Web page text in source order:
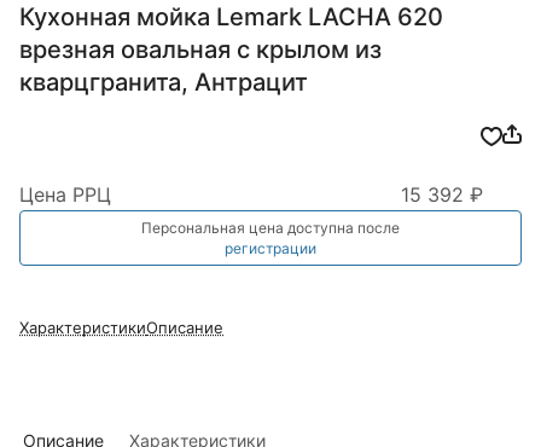
Кухонная мойка Lemark LACHA 620
врезная овальная с крылом из
кварцгранита, Антрацит
Цена РРЦ 15 392 ₽
Персональная цена доступна после
регистрации
ХарактеристикиОписание
Описание Характеристики